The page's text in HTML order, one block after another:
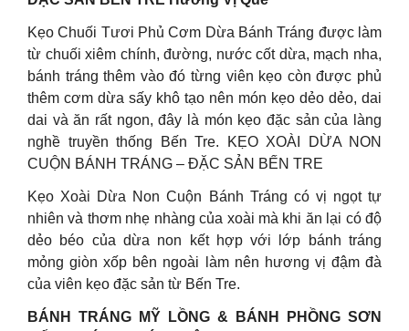
Kẹo Chuối Tươi Phủ Cơm Dừa Bánh Tráng được làm
từ chuối xiêm chính, đường, nước cốt dừa, mạch nha,
bánh tráng thêm vào đó từng viên kẹo còn được phủ
thêm cơm dừa sấy khô tạo nên món kẹo dẻo dẻo, dai
dai và ăn rất ngon, đây là món kẹo đặc sản của làng
nghề truyền thống Bến Tre. KẸO XOÀI DỪA NON
CUỘN BÁNH TRÁNG – ĐẶC SẢN BẾN TRE
Kẹo Xoài Dừa Non Cuộn Bánh Tráng có vị ngọt tự
nhiên và thơm nhẹ nhàng của xoài mà khi ăn lại có độ
dẻo béo của dừa non kết hợp với lớp bánh tráng
mỏng giòn xốp bên ngoài làm nên hương vị đậm đà
của viên kẹo đặc sản từ Bến Tre.
BÁNH TRÁNG MỸ LỒNG & BÁNH PHỒNG SƠN